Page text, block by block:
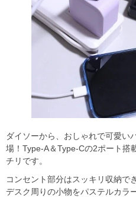
ダイソーから、おしゃれで可愛い
場！Type-A＆Type-Cの2ポート搭
チリです。
コンセント部分はスッキリ収納で
デスク周りの小物をパステルカラ